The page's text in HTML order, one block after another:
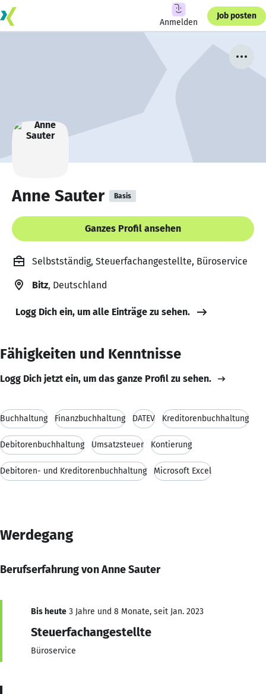
Anmelden
Job posten
Anne Sauter Basis
Ganzes Profil ansehen
Selbstständig, Steuerfachangestellte, Büroservice
Bitz, Deutschland
Logg Dich ein, um alle Einträge zu sehen.
Fähigkeiten und Kenntnisse
Logg Dich jetzt ein, um das ganze Profil zu sehen.
Buchhaltung Finanzbuchhaltung DATEV Kreditorenbuchhaltung
Debitorenbuchhaltung Umsatzsteuer Kontierung
Debitoren- und Kreditorenbuchhaltung Microsoft Excel
Werdegang
Berufserfahrung von Anne Sauter
Bis heute 3 Jahre und 8 Monate, seit Jan. 2023
Steuerfachangestellte
Büroservice